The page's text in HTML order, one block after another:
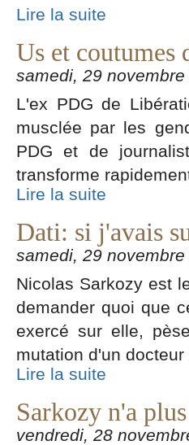
Lire la suite
Us et coutumes
samedi, 29 novembre
L'ex PDG de
musclée par les
PDG et de
transforme
Lire la suite
Dati: si j'avais
samedi, 29 novembre
Nicolas Sarkozy est
demander quoi que
exercé sur elle,
mutation d'un docteur
Lire la suite
Sarkozy n'a
vendredi, 28